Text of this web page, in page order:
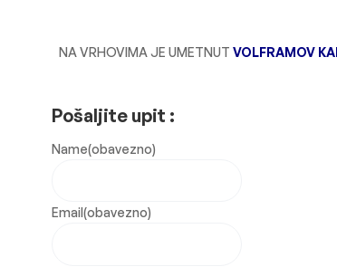
NA VRHOVIMA JE UMETNUT VOLFRAMOV
Pošaljite upit :
Name(obavezno)
Email (obavezno)